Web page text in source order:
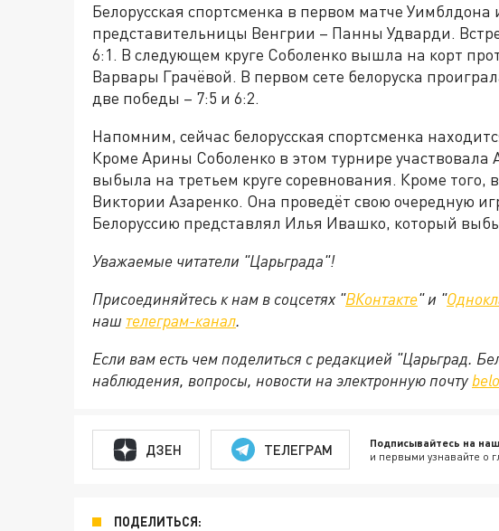
Белорусская спортсменка в первом матче Уимблдона
представительницы Венгрии – Панны Удварди.
6:1. В следующем круге Соболенко вышла на корт
Варвары Грачёвой. В первом сете белоруска
две победы – 7:5 и 6:2.
Напомним, сейчас белорусская спортсменка
Кроме Арины Соболенко в этом турнире участвовала
выбыла на третьем круге соревнования. Кроме того,
Виктории Азаренко. Она проведёт свою очередную
Белоруссию представлял Илья Ивашко, который
Уважаемые читатели "Царьграда"!
Присоединяйтесь к нам в соцсетях "ВКонтакте" и "
наш телеграм-канал.
Если вам есть чем поделиться с редакцией "Царьград.
наблюдения, вопросы, новости на электронную почту
ДЗЕН ТЕЛЕГРАМ Подписывайтесь на
и первыми узнавайте о
ПОДЕЛИТЬСЯ: